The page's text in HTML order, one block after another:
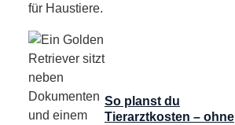
So planst du
Tierarztkosten – ohne